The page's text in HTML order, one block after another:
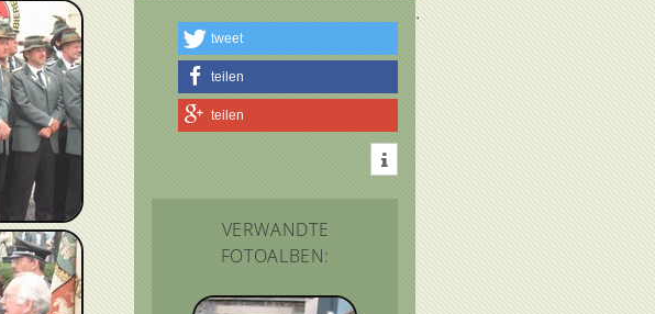
tweet
teilen
teilen
VERWANDTE
FOTOALBEN: